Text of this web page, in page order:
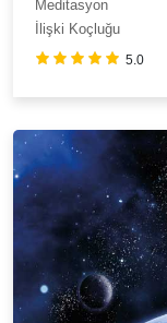
Meditasyon
İlişki Koçluğu
5.0